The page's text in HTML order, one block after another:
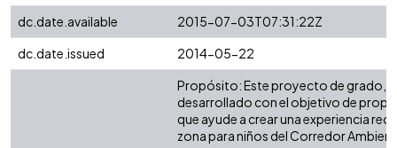
dc.date.available
2015-07-03T07:31:22Z
dc.date.issued
2014-05-22
Propósito: Este proyecto de grado,
desarrollado con el objetivo de
que ayude a crear una experiencia
zona para niños del Corredor